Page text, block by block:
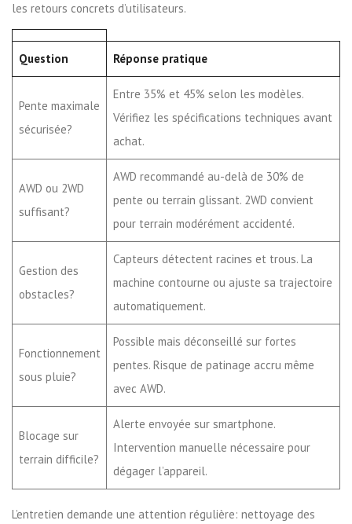
les retours concrets d’utilisateurs.
Question Réponse pratique
Pente maximale
sécurisée?
Entre 35% et 45% selon les modèles.
Vérifiez les spécifications techniques avant
achat.
AWD ou 2WD
suffisant?
AWD recommandé au-delà de 30% de
pente ou terrain glissant. 2WD convient
pour terrain modérément accidenté.
Gestion des
obstacles?
Capteurs détectent racines et trous. La
machine contourne ou ajuste sa trajectoire
automatiquement.
Fonctionnement
sous pluie?
Possible mais déconseillé sur fortes
pentes. Risque de patinage accru même
avec AWD.
Blocage sur
terrain difficile?
Alerte envoyée sur smartphone.
Intervention manuelle nécessaire pour
dégager l’appareil.
L’entretien demande une attention régulière: nettoyage des